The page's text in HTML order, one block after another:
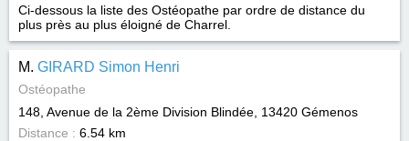
Ci-dessous la liste des Ostéopathe par ordre de distance du
plus près au plus éloigné de Charrel.
M. GIRARD Simon Henri
Ostéopathe
148, Avenue de la 2ème Division Blindée, 13420 Gémenos
Distance : 6.54 km